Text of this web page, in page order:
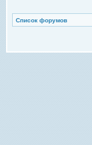
Список форумов